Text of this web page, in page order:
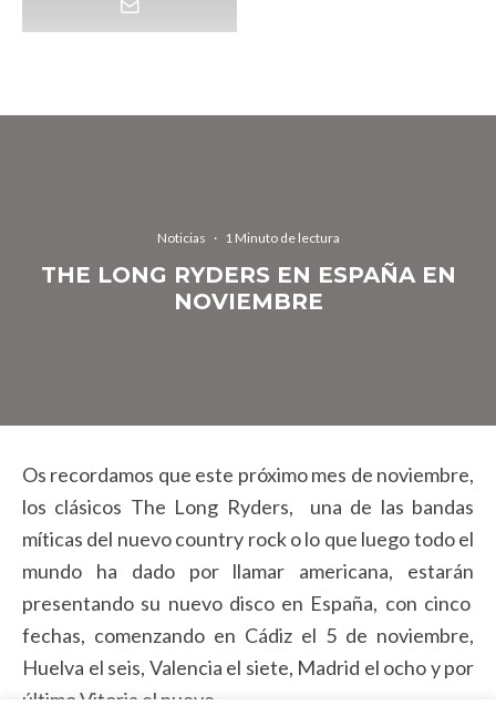
Noticias · 1 Minuto de lectura
THE LONG RYDERS EN ESPAÑA EN
NOVIEMBRE
Os recordamos que este próximo mes de noviembre,
los clásicos The Long Ryders, una de las bandas
míticas del nuevo country rock o lo que luego todo el
mundo ha dado por llamar americana, estarán
presentando su nuevo disco en España, con cinco
fechas, comenzando en Cádiz el 5 de noviembre,
Huelva el seis, Valencia el siete, Madrid el ocho y por
último Vitoria el nueve.